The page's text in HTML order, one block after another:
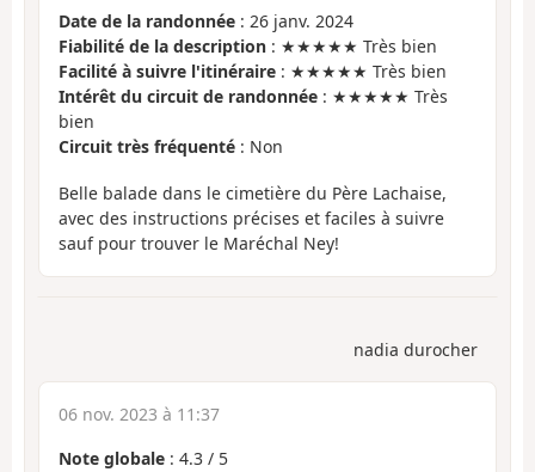
Date de la randonnée : 26 janv. 2024
Fiabilité de la description : ★★★★★ Très bien
Facilité à suivre l'itinéraire : ★★★★★ Très bien
Intérêt du circuit de randonnée : ★★★★★ Très
bien
Circuit très fréquenté : Non
Belle balade dans le cimetière du Père Lachaise,
avec des instructions précises et faciles à suivre
sauf pour trouver le Maréchal Ney!
nadia durocher
06 nov. 2023 à 11:37
Note globale : 4.3 / 5